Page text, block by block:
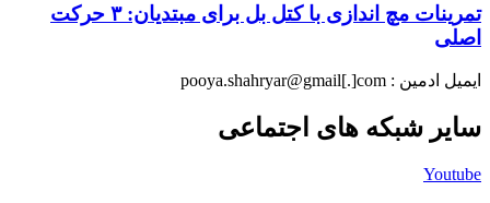
تمرینات مچ اندازی با کتل بل برای مبتدیان: ۳ حرکت
اصلی
ایمیل ادمین : pooya.shahryar@gmail[.]com
سایر شبکه های اجتماعی
Youtube